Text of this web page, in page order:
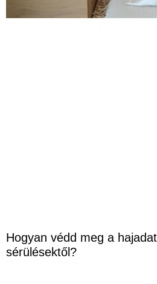
Hogyan védd meg a
sérülésektől?